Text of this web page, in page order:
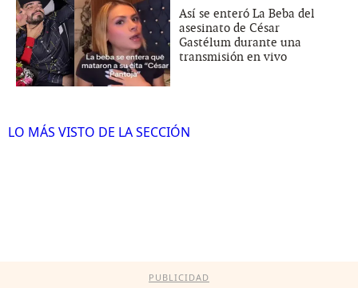
Así se enteró La Beba del
asesinato de César
Gastélum durante una
transmisión en vivo
LO MÁS VISTO DE LA SECCIÓN
PUBLICIDAD